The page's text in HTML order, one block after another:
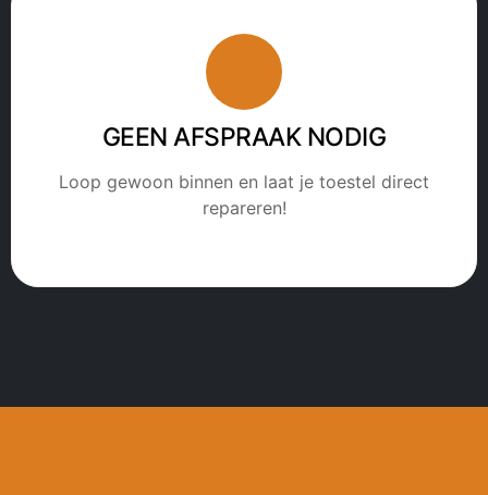
GEEN AFSPRAAK NODIG
Loop gewoon binnen en laat je toestel direct
repareren!